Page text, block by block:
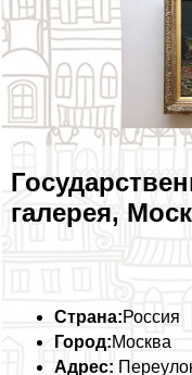
галерея,
Страна:Россия
Город:Москва
Адрес: